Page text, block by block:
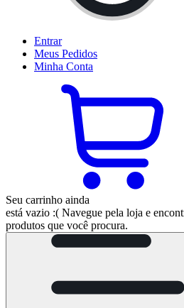
Entrar
Meus Pedidos
Minha Conta
Seu carrinho ainda
está vazio :( Navegue pela loja e
produtos que você procura.